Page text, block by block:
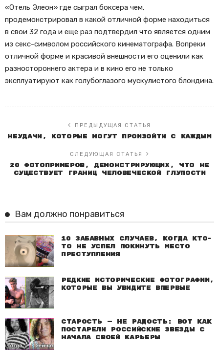
«Отель Элеон» где сыграл боксера чем,
продемонстрировал в какой отличной форме находиться
в свои 32 года и еще раз подтвердил что является одним
из секс-символом российского кинематографа. Вопреки
отличной форме и красивой внешности его оценили как
разностороннего актера и в кино его не только
эксплуатируют как голубоглазого мускулистого блондина.
ПРЕДЫДУЩАЯ СТАТЬЯ
Неудачи, которые могут произойти с каждым
СЛЕДУЮЩАЯ СТАТЬЯ
20 фотопримеров, демонстрирующих, что не
существует границ человеческой глупости
Вам должно понравиться
10 забавных случаев, когда кто-
то не успел покинуть место
преступления
Редкие исторические фотографии,
которые вы увидите впервые
Старость — не радость: Вот как
постарели российские звезды с
начала своей карьеры